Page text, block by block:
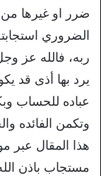
ضرر او غيرها
الضروري
ربه، فالله عز
يرد بها أذى قد
عباده للحساب
وتكمن الفائده
هذا المقال عبر
مستجاب باذن